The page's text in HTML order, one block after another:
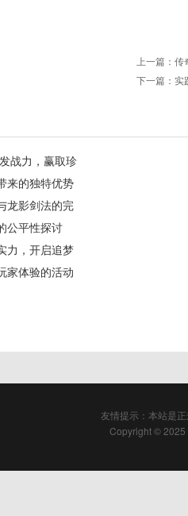
上一篇： 传
下一篇： 实
战力，赢取珍
来的独特优势
龙影剑法的完
公平性探讨
力，开启追梦
家体验的活动
友情提示：本站是
Copyright © 2025